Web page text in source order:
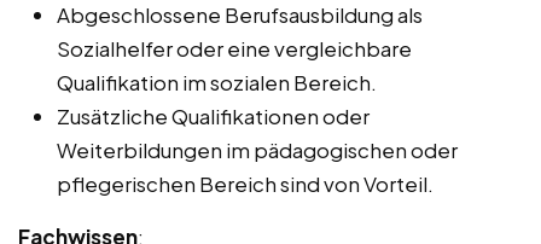
Abgeschlossene Berufsausbildung als
Sozialhelfer oder eine vergleichbare
Qualifikation im sozialen Bereich.
Zusätzliche Qualifikationen oder
Weiterbildungen im pädagogischen oder
pflegerischen Bereich sind von Vorteil.
Fachwissen: